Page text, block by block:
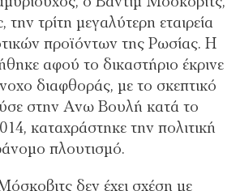
τρίτη µεγαλύτερη εταιρεία
προϊόντων της Ρωσίας. Η
αφού το δικαστήριο έκρινε
διαφθοράς, µε το σκεπτικό
στην Ανω Βουλή κατά το
καταχράστηκε την πολιτική
πλουτισµό.
δεν έχει σχέση µε